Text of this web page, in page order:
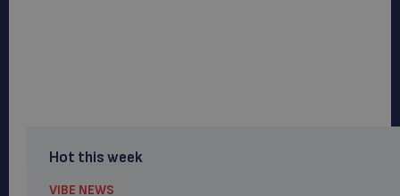
Hot this week
VIBE NEWS